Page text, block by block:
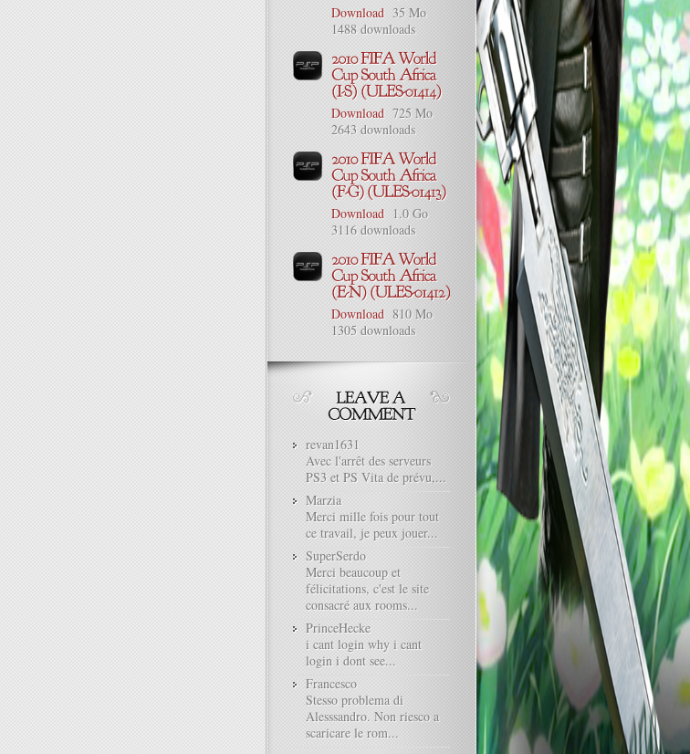
Download 35 Mo
1488 downloads
Download 725 Mo
2643 downloads
Download 1.0 Go
3116 downloads
Download 810 Mo
1305 downloads
revan1631
Avec l'arrêt des serveurs
PS3 et PS Vita de prévu,...
Marzia
Merci mille fois pour tout
ce travail, je peux jouer...
SuperSerdo
Merci beaucoup et
félicitations, c'est le site
consacré aux rooms...
PrinceHecke
i cant login why i cant
login i dont see...
Francesco
Stesso problema di
Alesssandro. Non riesco a
scaricare le rom...